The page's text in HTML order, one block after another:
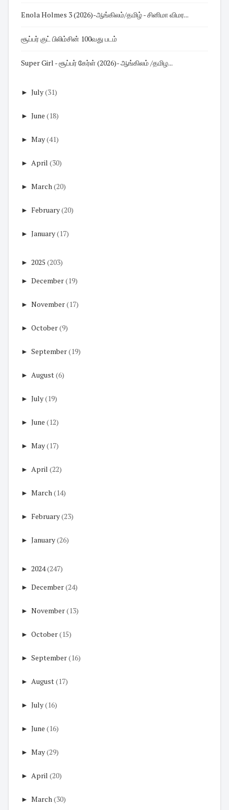
Enola Holmes 3 (2026)-ஆங்கிலம்/தமிழ் - சினிமா விமர...
சூப்பர் குட் பிலிம்சின் 100வது படம்
Super Girl - சூப்பர் கேர்ள் (2026)- ஆங்கிலம் /தமிழ...
► July(31)
► June (18)
► May(41)
► April (30)
► March (20)
► February(20)
► January(17)
► 2025 (203)
► December(19)
► November(17)
► October(9)
► September(19)
► August(6)
► July(19)
► June (12)
► May(17)
► April (22)
► March (14)
► February(23)
► January(26)
► 2024(247)
► December(24)
► November(13)
► October(15)
► September(16)
► August(17)
► July(16)
► June (16)
► May(29)
► April (20)
► March (30)